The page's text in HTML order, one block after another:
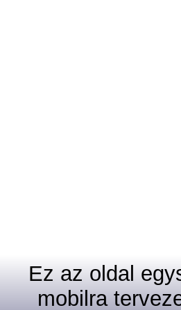
Ez az oldal
mobilra